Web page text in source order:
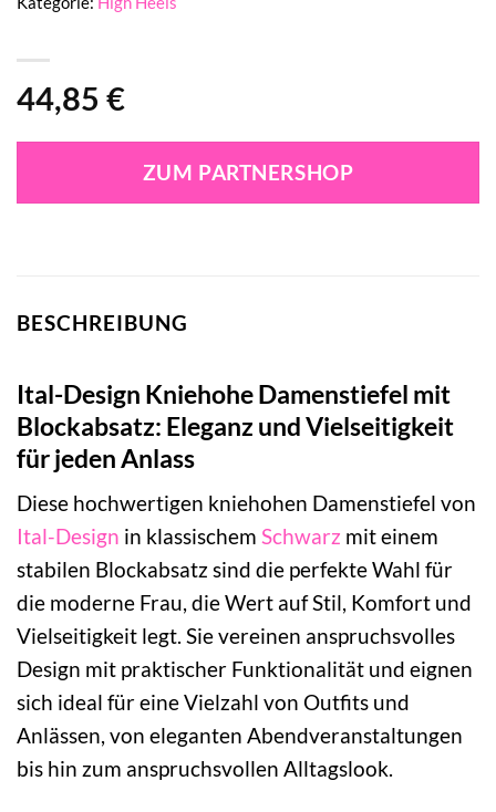
44,85 €
ZUM PARTNERSHOP
BESCHREIBUNG
Ital-Design Kniehohe Damenstiefel mit
Blockabsatz: Eleganz und Vielseitigkeit
für jeden Anlass
Diese hochwertigen kniehohen Damenstiefel von
Ital-Design in klassischem Schwarz mit einem
stabilen Blockabsatz sind die perfekte Wahl für
die moderne Frau, die Wert auf Stil, Komfort und
Vielseitigkeit legt. Sie vereinen anspruchsvolles
Design mit praktischer Funktionalität und eignen
sich ideal für eine Vielzahl von Outfits und
Anlässen, von eleganten Abendveranstaltungen
bis hin zum anspruchsvollen Alltagslook.